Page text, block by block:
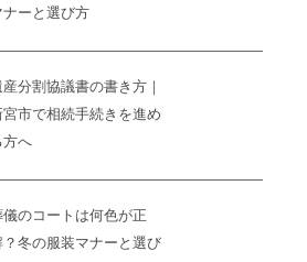
ナーと選び方
産分割協議書の書き方｜
宮市で相続手続きを進め
方へ
儀のコートは何色が正
？冬の服装マナーと選び